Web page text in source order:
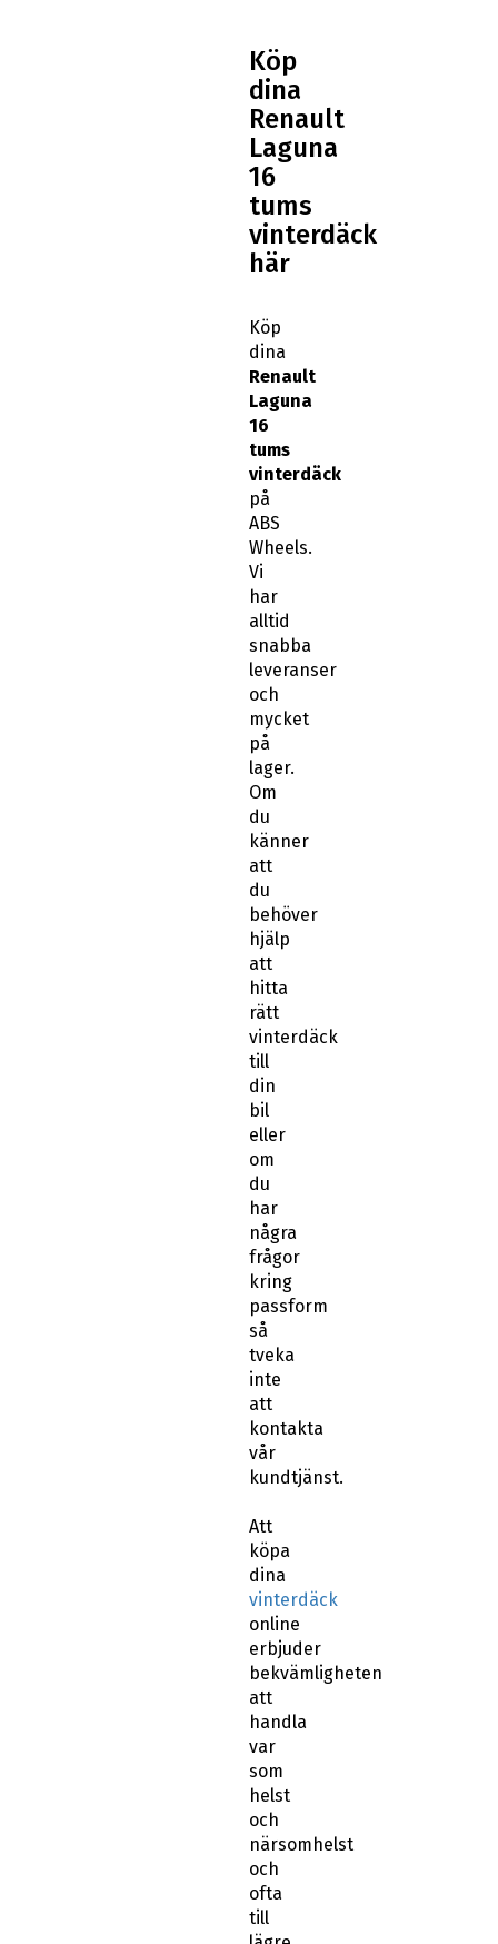
Köp
dina
Renault
Laguna
16
tums
vinterdäck
här
Köp
dina
Renault
Laguna
16
tums
vinterdäck
på
ABS
Wheels.
Vi
har
alltid
snabba
leveranser
och
mycket
på
lager.
Om
du
känner
att
du
behöver
hjälp
att
hitta
rätt
vinterdäck
till
din
bil
eller
om
du
har
några
frågor
kring
passform
så
tveka
inte
att
kontakta
vår
kundtjänst.
Att
köpa
dina
vinterdäck
online
erbjuder
bekvämligheten
att
handla
var
som
helst
och
närsomhelst
och
ofta
till